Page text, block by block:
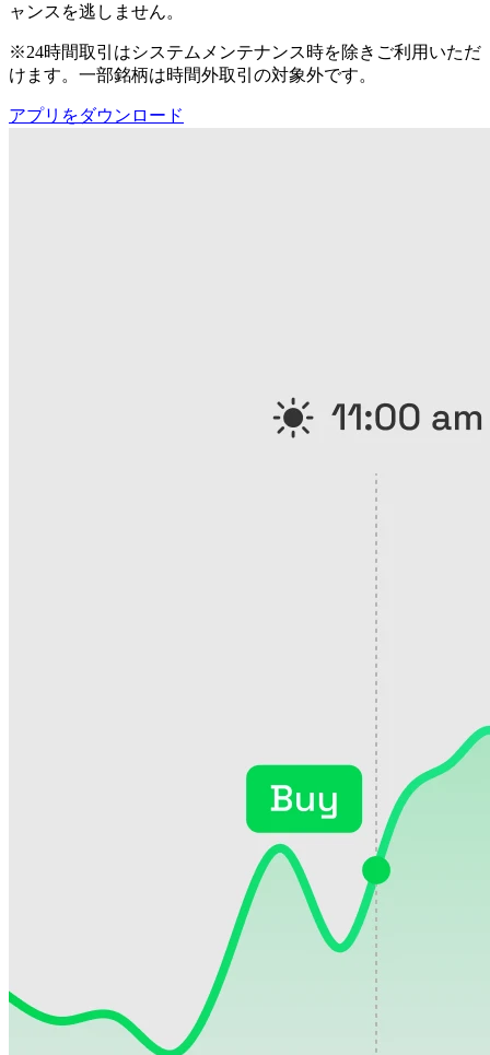
ャンスを逃しません。
※24時間取引はシステムメンテナンス時を除きご利用いただ
けます。一部銘柄は時間外取引の対象外です。
アプリをダウンロード